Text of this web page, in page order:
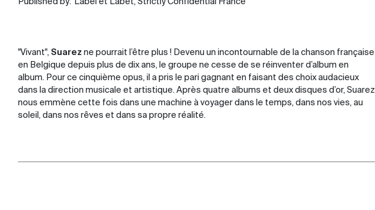
"Vivant", Suarez ne pourrait l’être plus ! Devenu un incontournable de la chanson française
en Belgique depuis plus de dix ans, le groupe ne cesse de se réinventer d’album en
album. Pour ce cinquième opus, il a pris le pari gagnant en faisant des choix audacieux
dans la direction musicale et artistique. Après quatre albums et deux disques d’or, Suarez
nous emmène cette fois dans une machine à voyager dans le temps, dans nos vies, au
soleil, dans nos rêves et dans sa propre réalité.